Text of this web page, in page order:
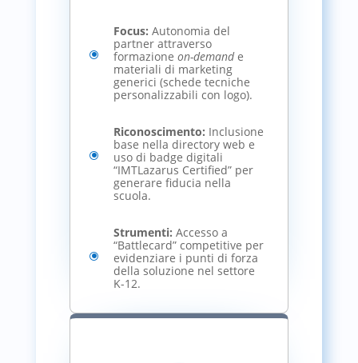
\
Focus: Autonomia del
partner attraverso
formazione on-demande
materiali di marketing
generici (schede tecniche
personalizzabili con logo).
\
Riconoscimento: Inclusione
base nella directory web e
uso di badge digitali
“IMTLazarus Certified” per
generare fiducia nella
scuola.
\
Strumenti: Accesso a
“Battlecard” competitive per
evidenziare i punti di forza
della soluzione nel settore
K-12.